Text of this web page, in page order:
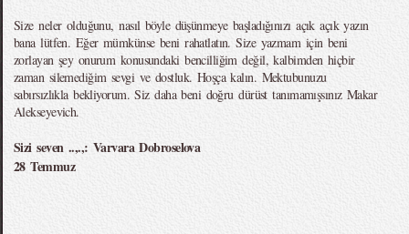
Size neler olduğunu, nasıl böyle düşünmeye başladığınızı açık açık yazın
bana lütfen. Eğer mümkünse beni rahatlatın. Size yazmam için beni
zorlayan şey onurum konusundaki bencilliğim değil, kalbimden hiçbir
zaman silemediğim sevgi ve dostluk. Hoşça kalın. Mektubunuzu
sabırsızlıkla bekliyorum. Siz daha beni doğru dürüst tanımamışsınız Makar
Alekseyevich.
Sizi seven ..,.,: Varvara Dobroselova
28 Temmuz